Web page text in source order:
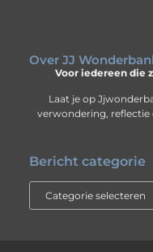
Over JJ
Voor iedereen die
Laat je op
verwondering, reflectie
Bericht categorie